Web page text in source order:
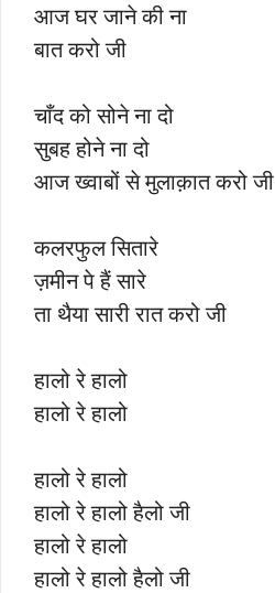
आज घर जाने की ना
बात करो जी
चाँद को सोने ना दो
सुबह होने ना दो
आज ख्वाबों से मुलाक़ात करो जी
कलरफुल सितारे
ज़मीन पे हैं सारे
ता थैया सारी रात करो जी
हालो रे हालो
हालो रे हालो
हालो रे हालो
हालो रे हालो हैलो जी
हालो रे हालो
हालो रे हालो हैलो जी